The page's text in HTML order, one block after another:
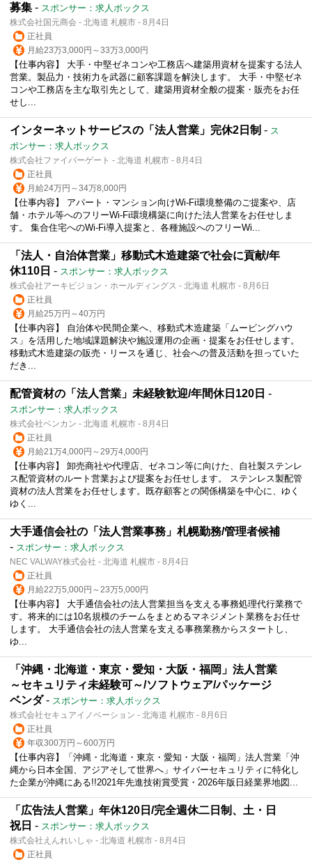
募集 - スポンサー：求人ボックス
株式会社国元商会 - 北海道 札幌市 - 8月4日
正社員
月給23万3,000円～33万3,000円
【仕事内容】 大手・中堅ゼネコンや工務店へ建築用資材を提案する法人
営業。製品力・技術力を武器に顧客課題を解決します。 大手・中堅ゼネ
コンや工務店を主な取引先として、建築用資材全般の提案・販売をお任
せし...
インターネットサービスの「法人営業」完休2日制 - ス
ポンサー：求人ボックス
株式会社ファイバーゲート - 北海道 札幌市 - 8月4日
正社員
月給24万円～34万8,000円
【仕事内容】 アパート・マンション向けWi-Fi環境整備のご提案や、店
舗・ホテル等へのフリーWi-Fi環境構築に向けた法人営業をお任せしま
す。 集合住宅へのWi-Fi導入提案と、各種施設へのフリーWi...
「法人・自治体営業」移動式木造建築で社会に貢献/年
休110日 - スポンサー：求人ボックス
株式会社アーキビジョン・ホールディングス - 北海道 札幌市 - 8月6日
正社員
月給25万円～40万円
【仕事内容】 自治体や民間企業へ、移動式木造建築「ムービングハウ
ス」を活用した地域課題解決や施設運用の企画・提案をお任せします。
移動式木造建築の販売・リースを通じ、社会への普及活動を担っていた
だき...
配管資材の「法人営業」未経験歓迎/年間休日120日 -
スポンサー：求人ボックス
株式会社ベンカン - 北海道 札幌市 - 8月4日
正社員
月給21万4,000円～29万4,000円
【仕事内容】 卸売商社や代理店、ゼネコン等に向けた、自社製ステンレ
ス配管資材のルート営業および提案をお任せします。 ステンレス製配管
資材の法人営業をお任せします。既存顧客との関係構築を中心に、ゆく
ゆく...
大手通信会社の「法人営業事務」札幌勤務/管理者候補
- スポンサー：求人ボックス
NEC VALWAY株式会社 - 北海道 札幌市 - 8月4日
正社員
月給22万5,000円～23万5,000円
【仕事内容】 大手通信会社の法人営業担当を支える事務処理代行業務で
す。将来的には10名規模のチームをまとめるマネジメント業務をお任せ
します。 大手通信会社の法人営業を支える事務業務からスタートし、
ゆ...
「沖縄・北海道・東京・愛知・大阪・福岡」法人営業
～セキュリティ未経験可～/ソフトウェア/パッケージ
ベンダ- スポンサー：求人ボックス
株式会社セキュアイノベーション - 北海道 札幌市 - 8月6日
正社員
年収300万円～600万円
【仕事内容】「沖縄・北海道・東京・愛知・大阪・福岡」法人営業「沖
縄から日本全国、アジアそして世界へ」サイバーセキュリティに特化し
た企業が沖縄にある!!2021年先進技術賞受賞・2026年版日経業界地図...
「広告法人営業」年休120日/完全週休二日制、土・日
祝日 - スポンサー：求人ボックス
株式会社えんれいしゃ - 北海道 札幌市 - 8月4日
正社員